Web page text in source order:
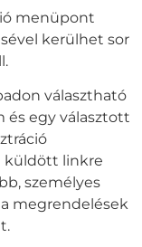
menüpont
kerülhet sor
választható
és egy választott
küldött linkre
személyes
megrendelések